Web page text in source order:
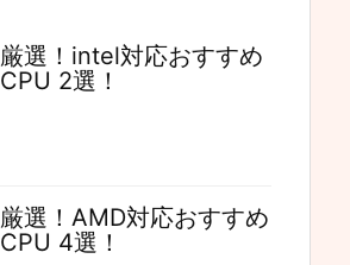
厳選！intel対応おすすめ
CPU 2選！
厳選！AMD対応おすすめ
CPU 4選！